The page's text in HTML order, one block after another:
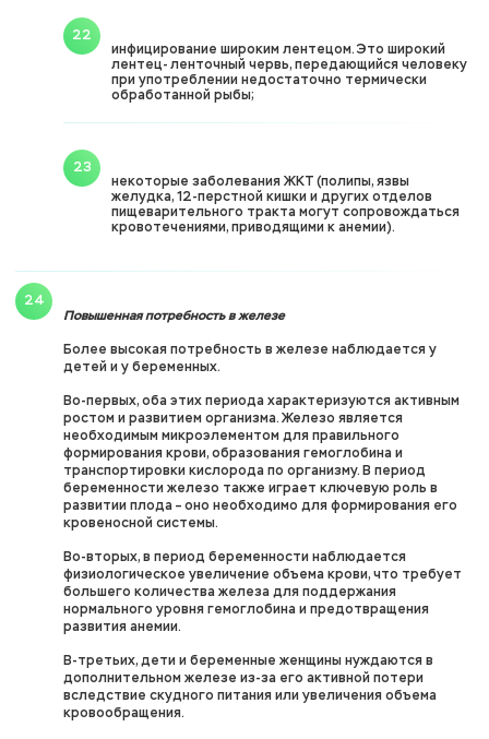
инфицирование широким лентецом. Это широкий
лентец- ленточный червь, передающийся человеку
при употреблении недостаточно термически
обработанной рыбы;
некоторые заболевания ЖКТ (полипы, язвы
желудка, 12-перстной кишки и других отделов
пищеварительного тракта могут сопровождаться
кровотечениями, приводящими к анемии).
Повышенная потребность в железе
Более высокая потребность в железе наблюдается у
детей и у беременных.
Во-первых, оба этих периода характеризуются активным
ростом и развитием организма. Железо является
необходимым микроэлементом для правильного
формирования крови, образования гемоглобина и
транспортировки кислорода по организму. В период
беременности железо также играет ключевую роль в
развитии плода – оно необходимо для формирования его
кровеносной системы.
Во-вторых, в период беременности наблюдается
физиологическое увеличение объема крови, что требует
большего количества железа для поддержания
нормального уровня гемоглобина и предотвращения
развития анемии.
В-третьих, дети и беременные женщины нуждаются в
дополнительном железе из-за его активной потери
вследствие скудного питания или увеличения объема
кровообращения.